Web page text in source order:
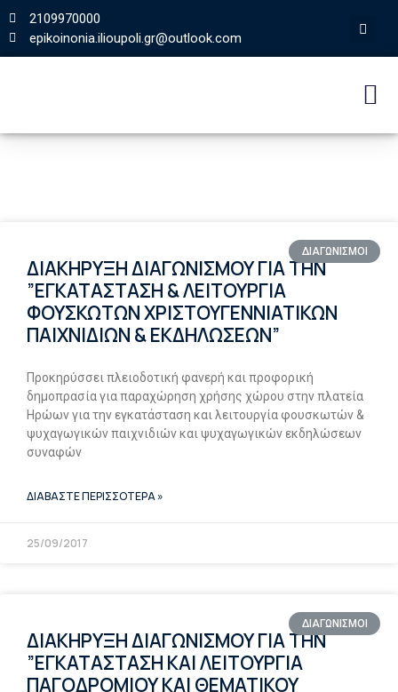
2109970000
epikoinonia.ilioupoli.gr@outlook.com
ΔΙΑΓΩΝΙΣΜΟΙ
ΔΙΑΚΗΡΥΞΗ ΔΙΑΓΩΝΙΣΜΟΥ ΓΙΑ ΤΗΝ
”ΕΓΚΑΤΑΣΤΑΣΗ & ΛΕΙΤΟΥΡΓΙΑ
ΦΟΥΣΚΩΤΩΝ ΧΡΙΣΤΟΥΓΕΝΝΙΑΤΙΚΩΝ
ΠΑΙΧΝΙΔΙΩΝ & ΕΚΔΗΛΩΣΕΩΝ”
Προκηρύσσει πλειοδοτική φανερή και προφορική
δημοπρασία για παραχώρηση χρήσης χώρου στην πλατεία
Ηρώων για την εγκατάσταση και λειτουργία φουσκωτών &
ψυχαγωγικών παιχνιδιών και ψυχαγωγικών εκδηλώσεων
συναφών
ΔΙΑΒΑΣΤΕ ΠΕΡΙΣΣΟΤΕΡΑ »
25/09/2017
ΔΙΑΓΩΝΙΣΜΟΙ
ΔΙΑΚΗΡΥΞΗ ΔΙΑΓΩΝΙΣΜΟΥ ΓΙΑ ΤΗΝ
”ΕΓΚΑΤΑΣΤΑΣΗ ΚΑΙ ΛΕΙΤΟΥΡΓΙΑ
ΠΑΓΟΔΡΟΜΙΟΥ ΚΑΙ ΘΕΜΑΤΙΚΟΥ